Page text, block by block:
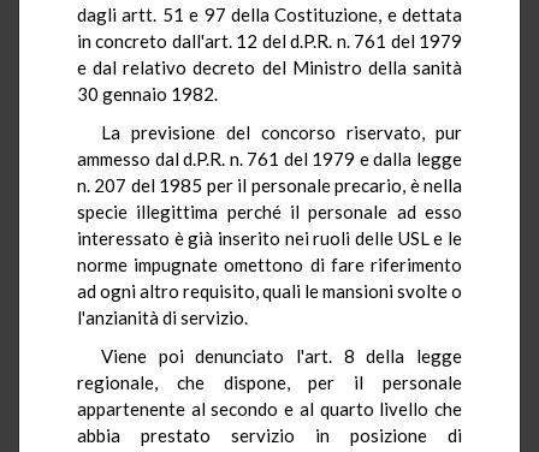
dagli artt. 51 e 97 della Costituzione, e dettata
in concreto dall'art. 12 del d.P.R. n. 761 del 1979
e dal relativo decreto del Ministro della sanità
30 gennaio 1982.
La previsione del concorso riservato, pur
ammesso dal d.P.R. n. 761 del 1979 e dalla legge
n. 207 del 1985 per il personale precario, è nella
specie illegittima perché il personale ad esso
interessato è già inserito nei ruoli delle USL e le
norme impugnate omettono di fare riferimento
ad ogni altro requisito, quali le mansioni svolte o
l'anzianità di servizio.
Viene poi denunciato l'art. 8 della legge
regionale, che dispone, per il personale
appartenente al secondo e al quarto livello che
abbia prestato servizio in posizione di